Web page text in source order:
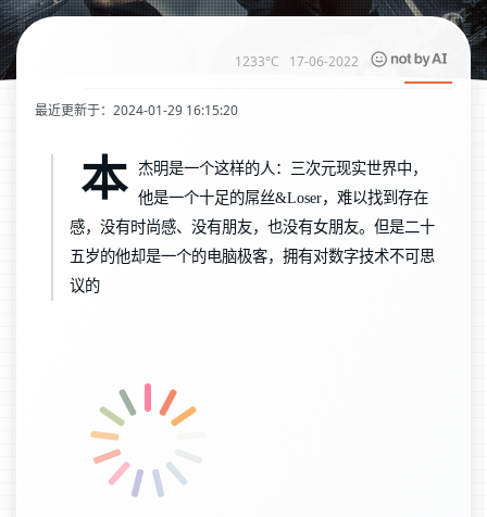
1233°C 17-06-2022
最近更新于：2024-01-29 16:15:20
本
杰明是一个这样的人：三次元现实世界中，
他是一个十足的屌丝&Loser，难以找到存在
感，没有时尚感、没有朋友，也没有女朋友。但是二十
五岁的他却是一个的电脑极客，拥有对数字技术不可思
议的